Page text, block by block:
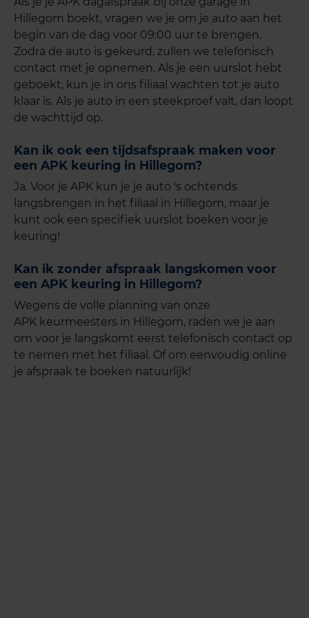
Hillegom boekt, vragen we je om je auto aan het
begin van de dag voor 09:00 uur te brengen.
Zodra de auto is gekeurd, zullen we telefonisch
contact met je opnemen. Als je een uurslot hebt
geboekt, kun je in ons filiaal wachten tot je auto
klaar is. Als je auto in een steekproef valt, dan loopt
de wachttijd op.
Kan ik ook een tijdsafspraak maken voor
een APK keuring in Hillegom?
Ja. Voor je APK kun je je auto 's ochtends
langsbrengen in het filiaal in Hillegom, maar je
kunt ook een specifiek uurslot boeken voor je
keuring!
Kan ik zonder afspraak langskomen voor
een APK keuring in Hillegom?
Wegens de volle planning van onze
APK keurmeesters in Hillegom, raden we je aan
om voor je langskomt eerst telefonisch contact op
te nemen met het filiaal. Of om eenvoudig online
je afspraak te boeken natuurlijk!